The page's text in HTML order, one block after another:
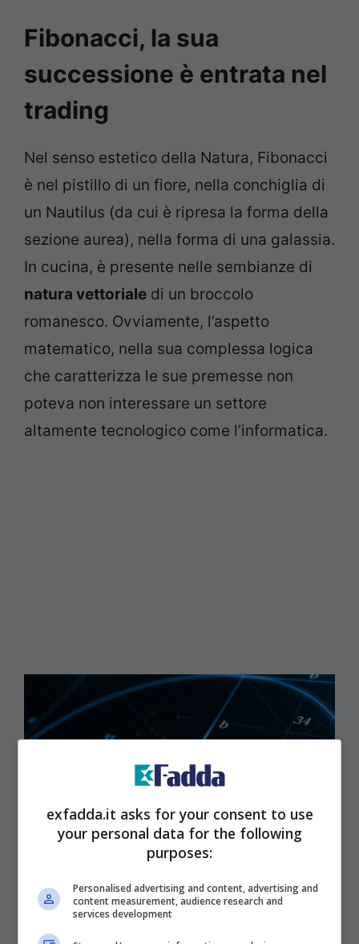
Fibonacci, la sua
successione è entrata nel
trading
Nel senso estetico della Natura, Fibonacci
è nel pistillo di un fiore, nella conchiglia di
un Nautilus (da cui è ripresa la forma della
sezione aurea), nella forma di una galassia.
In cucina, è presente nelle sembianze di
natura vettoriale di un broccolo
romanesco. Ovviamente, l’aspetto
matematico, nella sua complessa logica
che caratterizza le sue premesse non
poteva non interessare un settore
altamente tecnologico come l’informatica.
Fibonacci, le sue “estensioni” stanno rivoluzionando il
profitto – Screenshot FB – exfadda.it
exfadda.it asks for your consent to use
your personal data for the following
purposes:
Personalised advertising and content, advertising and
content measurement, audience research and
services development